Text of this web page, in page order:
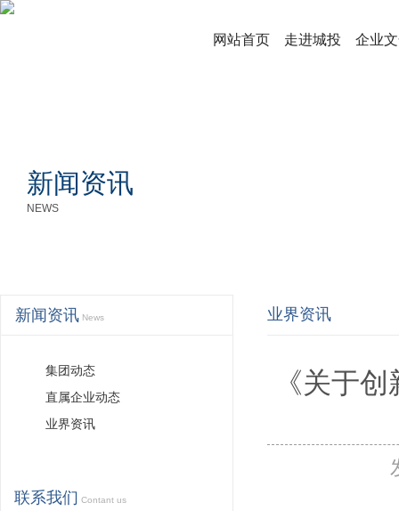
网站首页 走进城投 企业
新闻资讯
NEWS
新闻资讯 News
集团动态
直属企业动态
业界资讯
联系我们 Contant us
业界资讯
《关于